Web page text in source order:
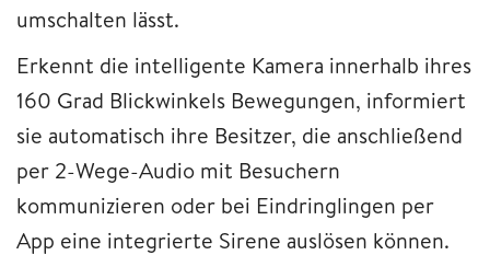
umschalten lässt.
Erkennt die intelligente Kamera innerhalb ihres
160 Grad Blickwinkels Bewegungen, informiert
sie automatisch ihre Besitzer, die anschließend
per 2-Wege-Audio mit Besuchern
kommunizieren oder bei Eindringlingen per
App eine integrierte Sirene auslösen können.